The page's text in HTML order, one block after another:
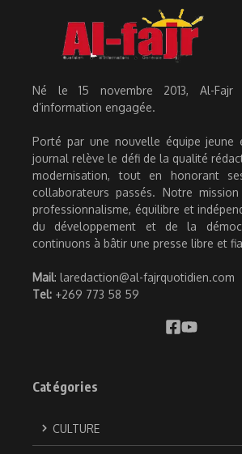
Né le 15 novembre 2013, Al-
d’information engagée.
Porté par une nouvelle équipe jeune
journal relève le défi de la qualité
modernisation, tout en honorant
collaborateurs passés. Notre
professionnalisme, équilibre et
du développement et de la
continuons à bâtir une presse libre et
Mail: laredaction@al-fajrquotidien.com
Tel: +269 773 58 59
Catégories
CULTURE